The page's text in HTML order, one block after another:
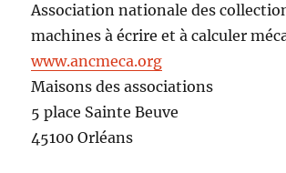
Association nationale des
machines à écrire et à calculer
www.ancmeca.org
Maisons des associations
5 place Sainte Beuve
45100 Orléans